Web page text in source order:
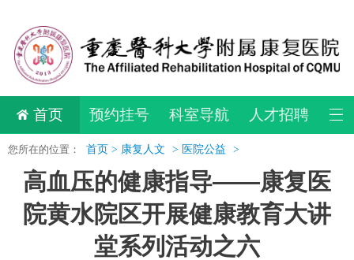
首页 预约挂号 科室导航 人才招聘
您所在的位置： 首页 > 康复人文 > 医院公益 >
高血压的健康指导——康复医
院黄水院区开展健康教育大讲
堂系列活动之六